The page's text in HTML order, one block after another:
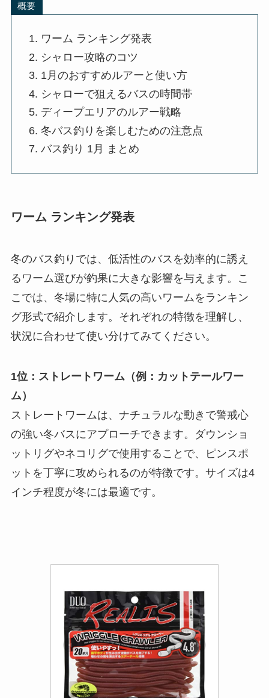
概要
ワーム ランキング発表
シャロー攻略のコツ
1月のおすすめルアーと使い方
シャローで狙えるバスの時間帯
ディープエリアのルアー戦略
冬バス釣りを楽しむための注意点
バス釣り 1月 まとめ
ワーム ランキング発表
冬のバス釣りでは、低活性のバスを効率的に誘え
るワーム選びが釣果に大きな影響を与えます。こ
こでは、冬場に特に人気の高いワームをランキン
グ形式で紹介します。それぞれの特徴を理解し、
状況に合わせて使い分けてみてください。
1位：ストレートワーム（例：カットテールワー
ム）
ストレートワームは、ナチュラルな動きで警戒心
の強い冬バスにアプローチできます。ダウンショ
ットリグやネコリグで使用することで、ピンスポ
ットを丁寧に攻められるのが特徴です。サイズは4
インチ程度が冬には最適です。